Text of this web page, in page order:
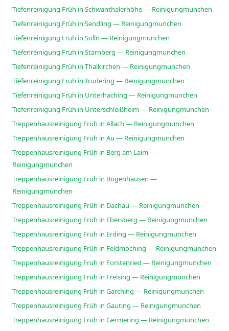
Tiefenreinigung Früh in Schwanthalerhöhe — Reinigungmunchen
Tiefenreinigung Früh in Sendling — Reinigungmunchen
Tiefenreinigung Früh in Solln — Reinigungmunchen
Tiefenreinigung Früh in Starnberg — Reinigungmunchen
Tiefenreinigung Früh in Thalkirchen — Reinigungmunchen
Tiefenreinigung Früh in Trudering — Reinigungmunchen
Tiefenreinigung Früh in Unterhaching — Reinigungmunchen
Tiefenreinigung Früh in Unterschleißheim — Reinigungmunchen
Treppenhausreinigung Früh in Allach — Reinigungmunchen
Treppenhausreinigung Früh in Au — Reinigungmunchen
Treppenhausreinigung Früh in Berg am Laim —
Reinigungmunchen
Treppenhausreinigung Früh in Bogenhausen —
Reinigungmunchen
Treppenhausreinigung Früh in Dachau — Reinigungmunchen
Treppenhausreinigung Früh in Ebersberg — Reinigungmunchen
Treppenhausreinigung Früh in Erding — Reinigungmunchen
Treppenhausreinigung Früh in Feldmoching — Reinigungmunchen
Treppenhausreinigung Früh in Forstenried — Reinigungmunchen
Treppenhausreinigung Früh in Freising — Reinigungmunchen
Treppenhausreinigung Früh in Garching — Reinigungmunchen
Treppenhausreinigung Früh in Gauting — Reinigungmunchen
Treppenhausreinigung Früh in Germering — Reinigungmunchen